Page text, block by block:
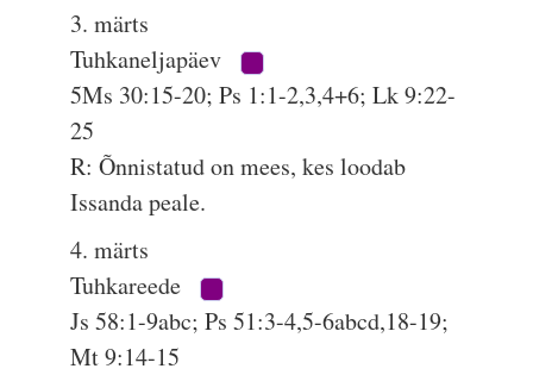
3. märts
Tuhkaneljapäev
5Ms 30:15-20; Ps 1:1-2,3,4+6; Lk 9:22-
25
R: Õnnistatud on mees, kes loodab
Issanda peale.
4. märts
Tuhkareede
Js 58:1-9abc; Ps 51:3-4,5-6abcd,18-19;
Mt 9:14-15